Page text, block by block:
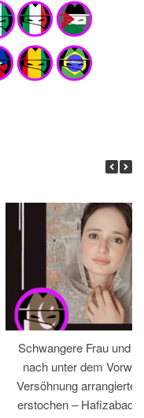
Schwangere Frau und
nach unter dem
Versöhnung
erstochen – Hafizabad,